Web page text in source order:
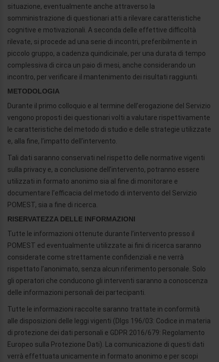
situazione, eventualmente anche attraverso la
somministrazione di questionari atti a rilevare caratteristiche
cognitive e motivazionali. A seconda delle effettive difficoltà
rilevate, si procede ad una serie di incontri, preferibilmente in
piccolo gruppo, a cadenza quindicinale, per una durata di tempo
complessiva di circa un paio di mesi, anche considerando un
incontro, per verificare il mantenimento dei risultati raggiunti.
METODOLOGIA
Durante il primo colloquio e al termine dell’erogazione del Servizio
vengono proposti dei questionari volti a valutare rispettivamente
le caratteristiche del metodo di studio e delle strategie utilizzate
e, alla fine, l’impatto dell’intervento.
Tali dati saranno conservati nel rispetto delle normative vigenti
sulla privacy e, a conclusione dell’intervento, potranno essere
utilizzati in formato anonimo sia al fine di monitorare e
documentare l’efficacia del metodo di intervento del Servizio
POMEST, sia a fine di ricerca.
RISERVATEZZA DELLE INFORMAZIONI
Tutte le informazioni ottenute durante l’intervento presso il
POMEST ed eventualmente utilizzate ai fini di ricerca saranno
considerate come strettamente confidenziali e ne verrà
rispettato l’anonimato, senza alcun riferimento personale. Solo
gli operatori che conducono gli interventi saranno a conoscenza
delle informazioni personali dei partecipanti.
Tutte le informazioni raccolte saranno trattate in conformità
alle disposizioni delle leggi vigenti (Dlgs 196/03: Codice in materia
di protezione dei dati personali e GDPR 2016/679: Regolamento
Europeo sulla Protezione Dati). La comunicazione di questi dati
verrà effettuata unicamente in formato anonimo e per scopi